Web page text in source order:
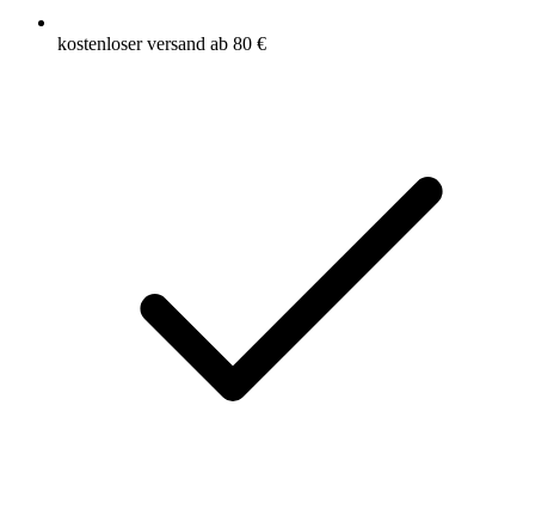
kostenloser versand ab 80 €